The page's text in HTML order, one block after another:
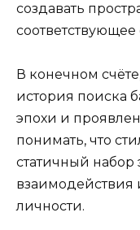
создавать
В конечном
история поиска
эпохи и
понимать, что
статичный
взаимодействия
личности.